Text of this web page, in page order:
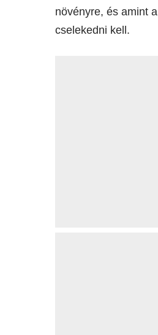
növényre, és amint
cselekedni kell.